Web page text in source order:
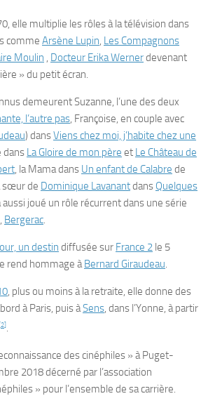
, elle multiplie les rôles à la télévision dans
comme Arsène Lupin, Les Compagnons
Moulin , Docteur Erika Wernerdevenant
» du petit écran.
demeurent Suzanne, l’une des deux
l’autre pas, Françoise, en couple avec
) dansViens chez moi, j’habite chez une
dans La Gloire de mon père et Le Château de
, la Mama dans Un enfant de Calabre de
sœur de Dominique Lavanantdans Quelques
aussi joué un rôle récurrent dans une série
Bergerac.
un destin diffusée sur France 2 le 5
rend hommage àBernard Giraudeau.
, plus ou moins à la retraite, elle donne des
à Paris, puis àSens, dans l’Yonne, à partir
[2].
des cinéphiles » à Puget-
2018décerné par l’association
» pour l’ensemble de sa carrière.